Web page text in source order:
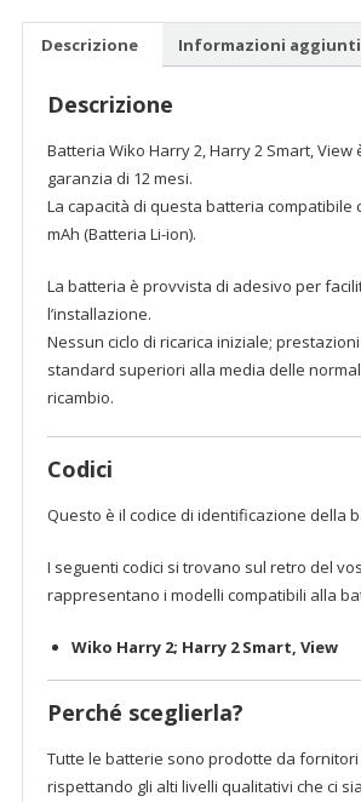
BETTERY
quantità
Descrizione Informazioni
Descrizione
Batteria Wiko Harry 2, Harry 2 Smart,
garanzia di 12 mesi.
La capacità di questa batteria compatibile
mAh (Batteria Li-ion).
La batteria è provvista di adesivo per
l’installazione.
Nessun ciclo di ricarica iniziale;
standard superiori alla media delle
ricambio.
Codici
Questo è il codice di identificazione della
I seguenti codici si trovano sul retro del
rappresentano i modelli compatibili alla
Wiko Harry 2; Harry 2 Smart, View
Perché sceglierla?
Tutte le batterie sono prodotte da
rispettando gli alti livelli qualitativi che ci